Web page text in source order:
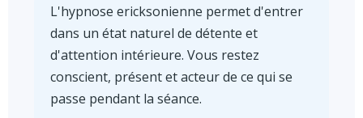
L'hypnose ericksonienne permet d'entrer
dans un état naturel de détente et
d'attention intérieure. Vous restez
conscient, présent et acteur de ce qui se
passe pendant la séance.